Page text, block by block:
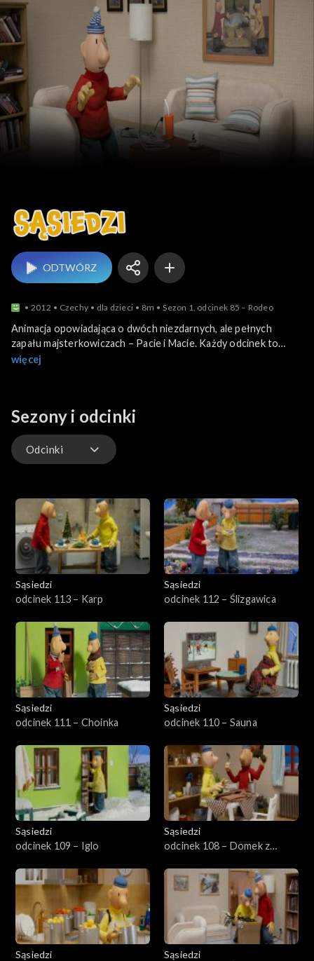
Sąsiedzi
ODTWÓRZ
2012 Czechy dla dzieci 8m Sezon 1, odcinek 85 – Rodeo
Animacja opowiadająca o dwóch niezdarnych, ale pełnych
zapału majsterkowiczach – Pacie i Macie. Każdy odcinek to
nowa próba naprawy lub udoskonalenia czegoś w domu lub
dobrego humoru.
więcej
Sezony i odcinki
Odcinki
Sąsiedzi
odcinek 113 – Karp
Sąsiedzi
odcinek 112 – Ślizgawica
Sąsiedzi
odcinek 111 – Choinka
Sąsiedzi
odcinek 110 – Sauna
Sąsiedzi
odcinek 109 – Iglo
Sąsiedzi
odcinek 108 – Domek z
Sąsiedzi
Sąsiedzi